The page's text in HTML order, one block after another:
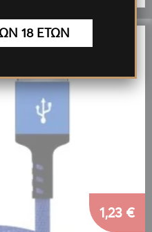
1,23 €
18 ΕΤΩΝ